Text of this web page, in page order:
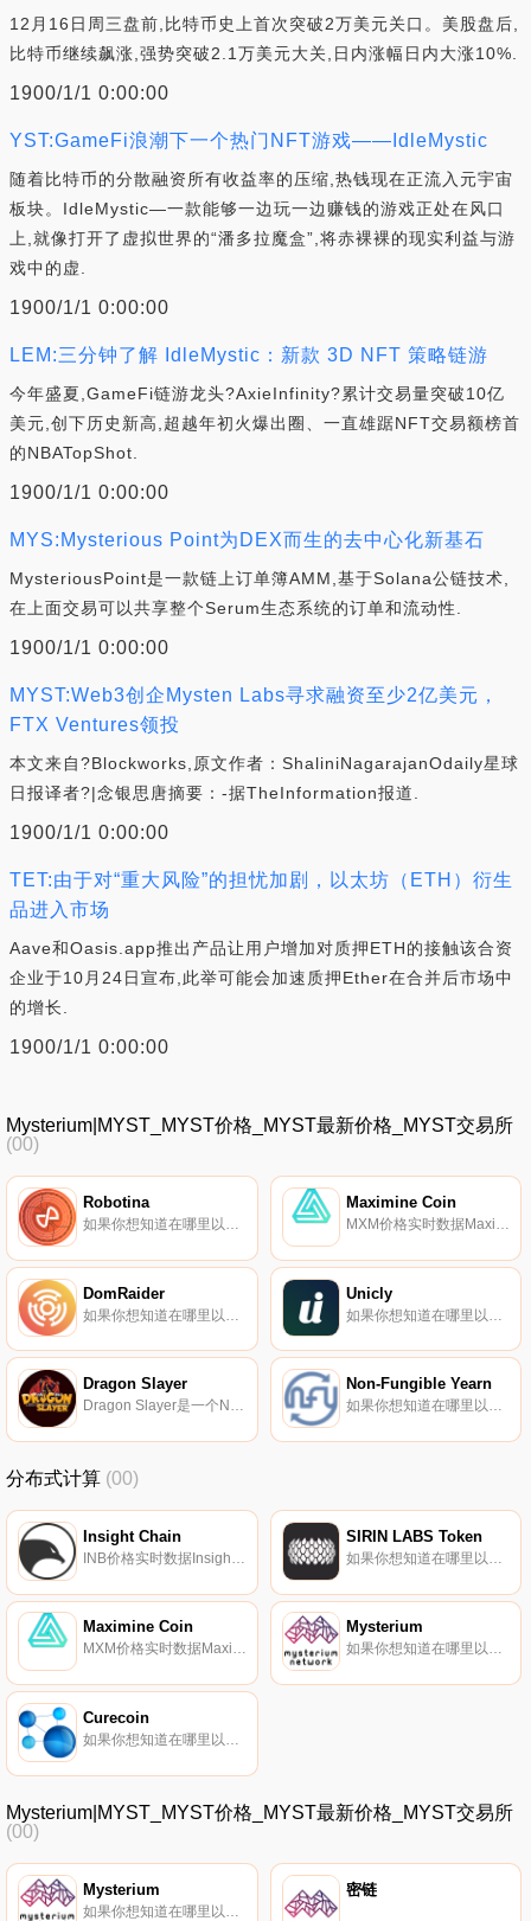
12月16日周三盘前,比特币史上首次突破2万美元关口。美股盘后,
比特币继续飙涨,强势突破2.1万美元大关,日内涨幅日内大涨10%.
1900/1/1 0:00:00
YST:GameFi浪潮下一个热门NFT游戏——IdleMystic
随着比特币的分散融资所有收益率的压缩,热钱现在正流入元宇宙
板块。IdleMystic—一款能够一边玩一边赚钱的游戏正处在风口
上,就像打开了虚拟世界的“潘多拉魔盒”,将赤裸裸的现实利益与游
戏中的虚.
1900/1/1 0:00:00
LEM:三分钟了解 IdleMystic：新款 3D NFT 策略链游
今年盛夏,GameFi链游龙头?AxieInfinity?累计交易量突破10亿
美元,创下历史新高,超越年初火爆出圈、一直雄踞NFT交易额榜首
的NBATopShot.
1900/1/1 0:00:00
MYS:Mysterious Point为DEX而生的去中心化新基石
MysteriousPoint是一款链上订单簿AMM,基于Solana公链技术,
在上面交易可以共享整个Serum生态系统的订单和流动性.
1900/1/1 0:00:00
MYST:Web3创企Mysten Labs寻求融资至少2亿美元，
FTX Ventures领投
本文来自?Blockworks,原文作者：ShaliniNagarajanOdaily星球
日报译者?|念银思唐摘要：-据TheInformation报道.
1900/1/1 0:00:00
TET:由于对“重大风险”的担忧加剧，以太坊（ETH）衍生
品进入市场
Aave和Oasis.app推出产品让用户增加对质押ETH的接触该合资
企业于10月24日宣布,此举可能会加速质押Ether在合并后市场中
的增长.
1900/1/1 0:00:00
Mysterium|MYST_MYST价格_MYST最新价格_MYST交易所
(00)
Robotina
如果你想知道在哪里以当前价格购买Robotina,目前交易{Robotina]股票的顶级加密货币交易所是Mercatox。您可以在我们的加密货币交易所页面上找到其他列表。Robotina（ROX）是一种加密货币,在以太坊平台上运行.
Maximine Coin
MXM价格实时数据Maximine Coin（MXM）是一种加密货币,在以太坊平台上运行。Maximine Coin目前的供应量为160000000,流通量为16490000000。最近已知的Maximine Coin价格为0.01299994美元,在过去24小时内下跌了-0.04.
DomRaider Unicly
Dragon Slayer
Dragon Slayer是一个NFT游戏生态系统,旨在建立一个生活在币安智能链上的广阔龙宇宙,让全世界数百万玩家以简单、快速和有趣的方式参与基于区块链的NFT游戏。Dragon Slayer创建了一个完整的区块链游戏生态系统,连接游戏玩家、开发者、社区和分销商.
Non-Fungible Yearn
如果你想知道在哪里以当前价格购买Non-Fungible Yearn,目前交易{Non-Fungible Yearn]股票的顶级加密货币交易所是Uniswap（V2）。您可以在我们的加密货币交易所页面上找到其他列表.
分布式计算 (00)
Insight Chain SIRIN LABS Token
Maximine Coin
MXM价格实时数据Maximine Coin（MXM）是一种加密货币,在以太坊平台上运行。Maximine Coin目前的供应量为160000000,流通量为16490000000。最近已知的Maximine Coin价格为0.01299994美元,在过去24小时内下跌了-0.04.
Mysterium
如果你想知道在哪里以当前价格购买Mysterium,目前交易{Mysterium]股票的顶级加密货币交易所是MEXC、Uniswap（V3）、HitBTC、PancakeSwap（V2）和Bittrex。您可以在我们的加密货币交易所页面上找到其他列表.
Curecoin
如果你想知道在哪里以当前价格购买Curecoin,目前交易{Curecoin]股票的顶级加密货币交易所是HitBTC。您可以在我们的加密货币交易所页面上找到其他列表。Curecoin将自己描述为一种加密实用令牌,致力于用蛋白质折叠计算取代ASIC挖掘,帮助科学家找到新的药物来代替挖掘哈希.
Mysterium|MYST_MYST价格_MYST最新价格_MYST交易所
(00)
Mysterium 密链